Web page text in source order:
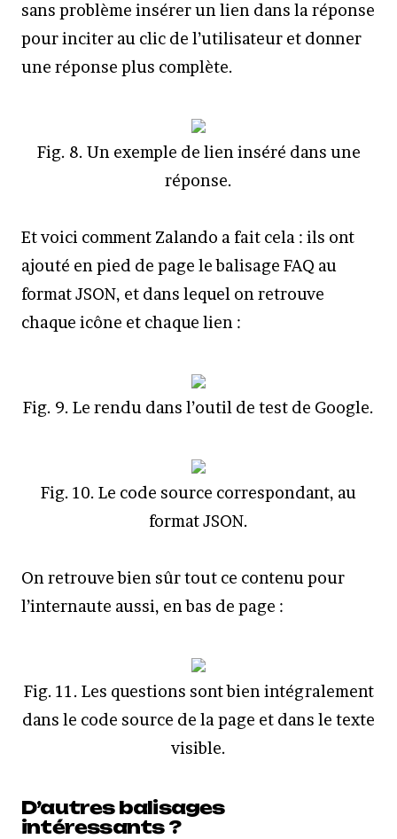
sans problème insérer un lien dans la réponse
pour inciter au clic de l’utilisateur et donner
une réponse plus complète.
Fig. 8. Un exemple de lien inséré dans une
réponse.
Et voici comment Zalando a fait cela : ils ont
ajouté en pied de page le balisage FAQ au
format JSON, et dans lequel on retrouve
chaque icône et chaque lien :
Fig. 9. Le rendu dans l’outil de test de Google.
Fig. 10. Le code source correspondant, au
format JSON.
On retrouve bien sûr tout ce contenu pour
l’internaute aussi, en bas de page :
Fig. 11. Les questions sont bien intégralement
dans le code source de la page et dans le texte
visible.
D’autres balisages
intéressants ?